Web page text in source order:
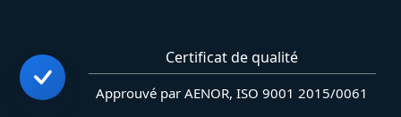
Certificat de qualité
Approuvé par AENOR, ISO 9001 2015/0061